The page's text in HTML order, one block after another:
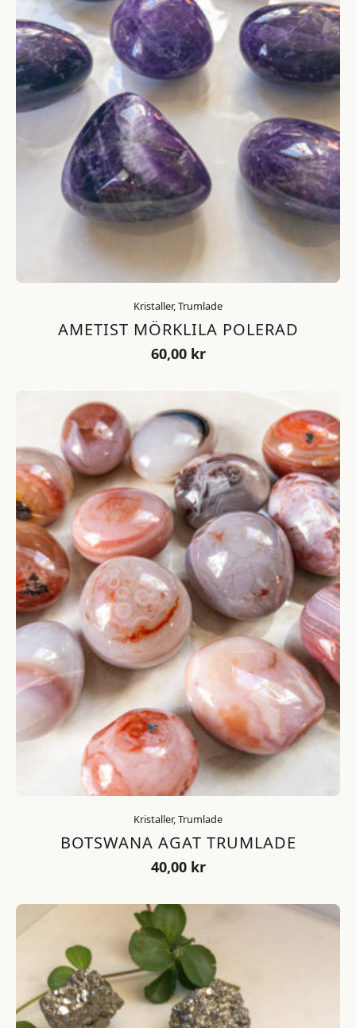
Kristaller, Trumlade
AMETIST MÖRKLILA POLERAD
60,00 kr
Kristaller, Trumlade
BOTSWANA AGAT TRUMLADE
40,00 kr